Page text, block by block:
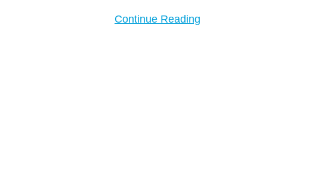
Continue Reading